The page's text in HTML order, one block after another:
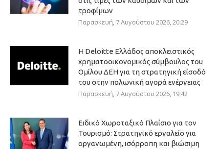
τροφίμων
Παρασκευή, 7 Αυγούστου 2026, 20:29
Η Deloitte Ελλάδος αποκλειστικός
χρηματοοικονομικός σύμβουλος του
Ομίλου ΔΕΗ για τη στρατηγική είσοδό
του στην πολωνική αγορά ενέργειας
Παρασκευή, 7 Αυγούστου 2026, 19:42
Ειδικό Χωροταξικό Πλαίσιο για τον
Τουρισμό: Στρατηγικό εργαλείο για
οργανωμένη, ισόρροπη και βιώσιμη